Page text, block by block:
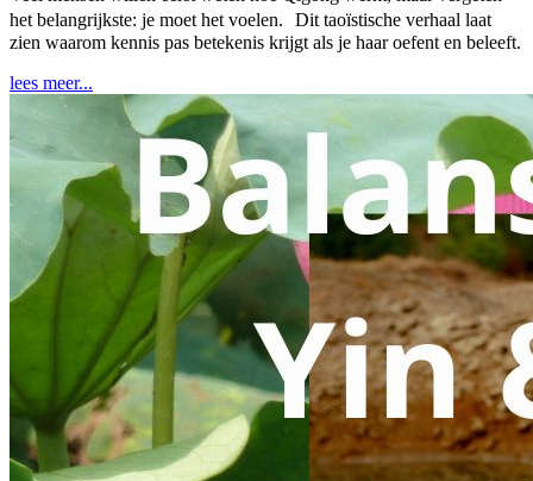
het belangrijkste: je moet het voelen. Dit taoïstische verhaal laat
zien waarom kennis pas betekenis krijgt als je haar oefent en beleeft.
lees meer...